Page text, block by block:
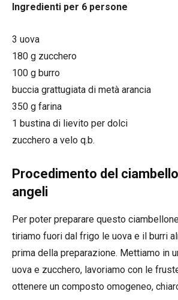
Ingredienti per 6 persone
3 uova
180 g zucchero
100 g burro
buccia grattugiata di metà arancia
350 g farina
1 bustina di lievito per dolci
zucchero a velo q.b.
Procedimento del
angeli
Per poter preparare questo
tiriamo fuori dal frigo le uova e il burri
prima della preparazione. Mettiamo in
uova e zucchero, lavoriamo con le
ottenere un composto omogeneo,